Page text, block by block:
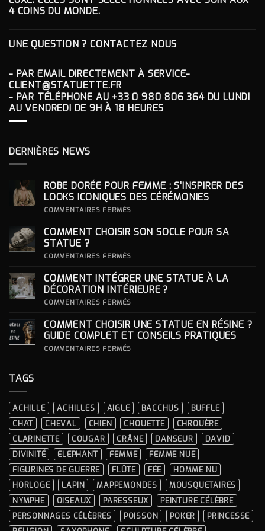
4 COINS DU MONDE.
UNE QUESTION ? CONTACTEZ NOUS
- PAR EMAIL DIRECTEMENT À SERVICE-
CLIENT@STATUETTE.FR
- PAR TÉLÉPHONE AU +33 0 980 806 364DU LUNDI
AU VENDREDI DE 9H À 18 HEURES
DERNIÈRES NEWS
ROBE DORÉE POUR FEMME : S’INSPIRER DES
LOOKS ICONIQUES DES CÉRÉMONIES
COMMENTAIRES FERMÉS
POUR
ICONIQUES
DES
CÉRÉMONIES
COMMENT CHOISIR SON SOCLE POUR SA
STATUE ?
COMMENTAIRES FERMÉS
SON
SOCLE
POUR
COMMENT INTÉGRER UNE STATUE À LA
DÉCORATION INTÉRIEURE ?
COMMENTAIRES FERMÉS
UNE
STATUE
À
COMMENT CHOISIR UNE STATUE EN RÉSINE ?
GUIDE COMPLET ET CONSEILS PRATIQUES
COMMENTAIRES FERMÉS
?
GUIDE
COMPLET
ET
CONSEILS
PRATIQUES
TAGS
ACHILLE ACHILLES AIGLE BACCHUS
BUFFLE
CHAT
CHEVAL CHIEN CHOUETTE
CHROUÈRE
CLARINETTE
COUGAR CRÂNE DANSEUR
DAVID
DIVINITÉ
ELEPHANT FEMME
FEMME NUE
FIGURINES DE GUERRE
FLÛTE FÉE
HOMME NU
HORLOGE
LAPIN MAPPEMONDES
MOUSQUETAIRES
NYMPHE
OISEAUX PARESSEUX
PEINTURE CÉLÈBRE
PERSONNAGES CÉLÈBRES
POISSON POKER
PRINCESSE